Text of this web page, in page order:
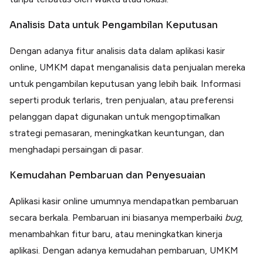
Analisis Data untuk Pengambilan Keputusan
Dengan adanya fitur analisis data dalam aplikasi kasir
online, UMKM dapat menganalisis data penjualan mereka
untuk pengambilan keputusan yang lebih baik. Informasi
seperti produk terlaris, tren penjualan, atau preferensi
pelanggan dapat digunakan untuk mengoptimalkan
strategi pemasaran, meningkatkan keuntungan, dan
menghadapi persaingan di pasar.
Kemudahan Pembaruan dan Penyesuaian
Aplikasi kasir online umumnya mendapatkan pembaruan
secara berkala. Pembaruan ini biasanya memperbaiki bug,
menambahkan fitur baru, atau meningkatkan kinerja
aplikasi. Dengan adanya kemudahan pembaruan, UMKM